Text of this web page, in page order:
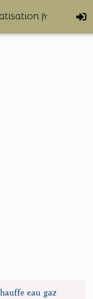
fr
eau gaz